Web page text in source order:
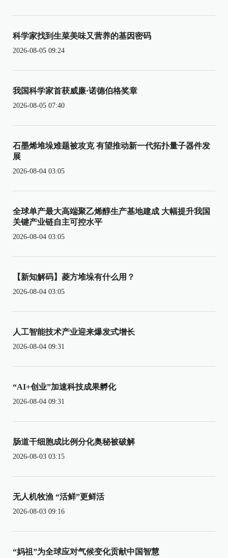
科学家找到生菜美味又营养的基因密码
2026-08-05 09:24
我国科学家首获威廉·诺德伯格奖章
2026-08-05 07:40
石墨烯堆垛难题被攻克 有望推动新一代拓扑量子器件发
展
2026-08-04 03:05
全球单产最大高端聚乙烯醇生产基地建成 大幅提升我国
关键产业链自主可控水平
2026-08-04 03:05
【新知解码】菱方堆垛有什么用？
2026-08-04 03:05
人工智能技术产业迎来爆发式增长
2026-08-04 09:31
“AI+创业”加速科技成果孵化
2026-08-04 09:31
肠道干细胞成比例分化奥秘被破解
2026-08-03 03:15
无人机牧渔 “活鲜”更鲜活
2026-08-03 09:16
“妈祖”为全球应对气候变化贡献中国智慧